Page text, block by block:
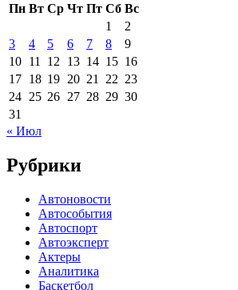
Пн Вт Ср Чт Пт Сб Вс
1
2
3
4 5 6 7 8
9
10 11 12 13 14 15 16
17 18 19 20 21 22 23
24 25 26 27 28 29 30
31
« Июл
Рубрики
Автоновости
Автособытия
Автоспорт
Автоэксперт
Актеры
Аналитика
Баскетбол